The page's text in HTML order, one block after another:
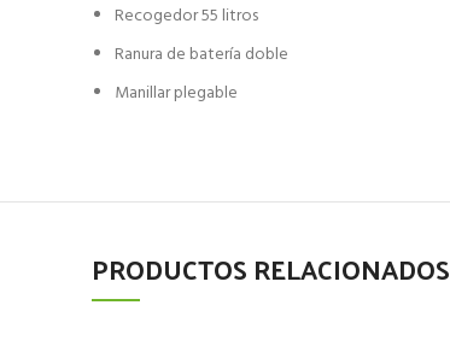
Recogedor 55 litros
Ranura de batería doble
Manillar plegable
PRODUCTOS RELACIONADOS